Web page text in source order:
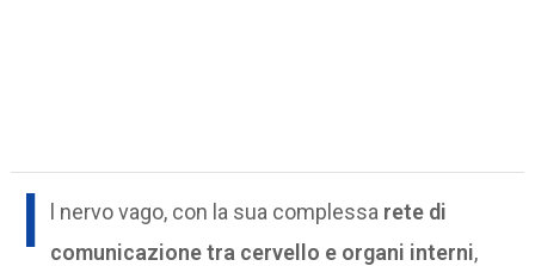
I l nervo vago, con la sua complessa rete di
comunicazione tra cervello e organi interni,